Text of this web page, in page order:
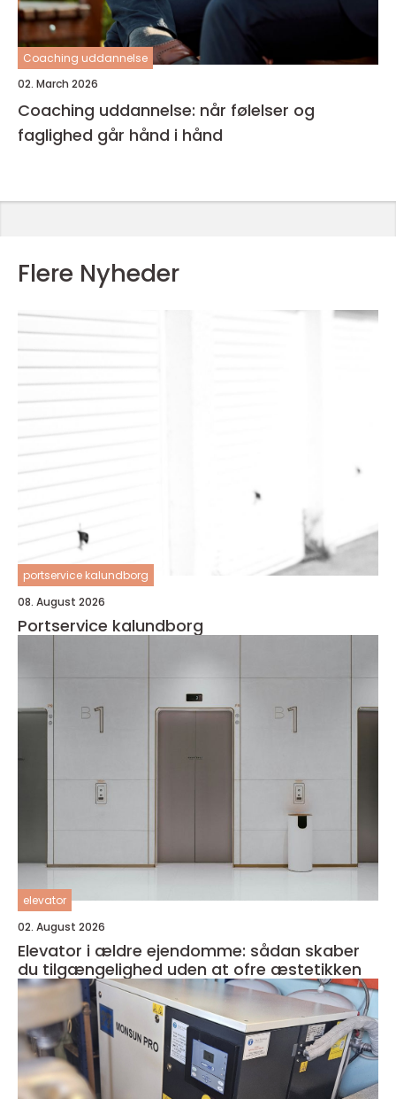
Coaching uddannelse
02. March 2026
Coaching uddannelse: når følelser og
faglighed går hånd i hånd
Flere Nyheder
portservice kalundborg
08. August 2026
Portservice kalundborg
elevator
02. August 2026
Elevator i ældre ejendomme: sådan skaber
du tilgængelighed uden at ofre æstetikken